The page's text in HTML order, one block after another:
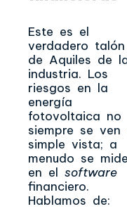
Este es el
verdadero talón
de Aquiles de
industria. Los
riesgos en la
energía
fotovoltaica no
siempre se ven
simple vista; a
menudo se
en el software
financiero.
Hablamos de: